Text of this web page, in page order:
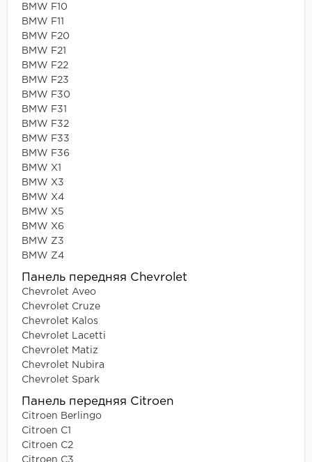
BMW F10
BMW F11
BMW F20
BMW F21
BMW F22
BMW F23
BMW F30
BMW F31
BMW F32
BMW F33
BMW F36
BMW X1
BMW X3
BMW X4
BMW X5
BMW X6
BMW Z3
BMW Z4
Панель передняя Chevrolet
Chevrolet Aveo
Chevrolet Cruze
Chevrolet Kalos
Chevrolet Lacetti
Chevrolet Matiz
Chevrolet Nubira
Chevrolet Spark
Панель передняя Citroen
Citroen Berlingo
Citroen C1
Citroen C2
Citroen C3